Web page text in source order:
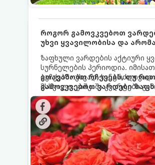
როგორ გამოვკვებოთ
უხვი ყვავილობისა და
ზაფხული ვარდების აქტიური
სურნელების პერიოდია.
ბუჩქებმა უხვად,
მსხვილი, კაშკაშა კვირტები
რეგულარული და სწორი
სჭირდებათ. ზაფხულის
მოთხოვნილებები იცვლება,
მნიშვნელოვანია ვიცოდეთ,
გამოიყენება ამ დროს.
გთავაზობთ რჩევებს, თუ
გამოვკვებოთ ვარდები
საუკეთესო შედეგის